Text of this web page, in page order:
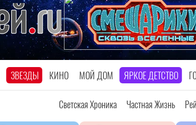
ЗВЕЗДЫ КИНО МОЙ ДОМ ЯРКОЕ ДЕТСТВО
Светская Хроника Частная Жизнь